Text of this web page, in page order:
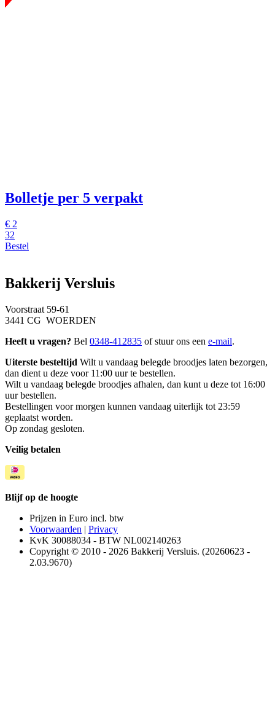
Bolletje per 5 verpakt
€ 2
32
Bestel
Bakkerij Versluis
Voorstraat 59-61
3441 CG WOERDEN
Heeft u vragen? Bel 0348-412835 of stuur ons een e-mail.
Uiterste besteltijd Wilt u vandaag belegde broodjes laten bezorgen,
dan dient u deze voor 11:00 uur te bestellen.
Wilt u vandaag belegde broodjes afhalen, dan kunt u deze tot 16:00
uur bestellen.
Bestellingen voor morgen kunnen vandaag uiterlijk tot 23:59
geplaatst worden.
Op zondag gesloten.
Veilig betalen
Blijf op de hoogte
Prijzen in Euro incl. btw
Voorwaarden | Privacy
KvK 30088034 - BTW NL002140263
Copyright © 2010 - 2026 Bakkerij Versluis. (20260623 -
2.03.9670)